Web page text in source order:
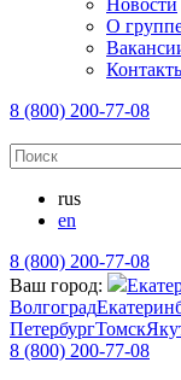
Новости
О
8 (800) 200-77-08
rus
en
8 (800) 200-77-08
Ваш город:
Волгоград
ПетербургТомск
8 (800) 200-77-08